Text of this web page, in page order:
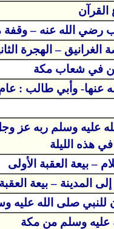
القرآن
رضي الله عنه – وقفة
– الهجرة
في شعاب مكة
عنها- وأبي طالب :
عليه وسلم ربه عز
هذه الليلة
– بيعة العقبة الأولى
– بيعة العقبة
للنبي صلى الله عليه
عليه وسلم من مكة